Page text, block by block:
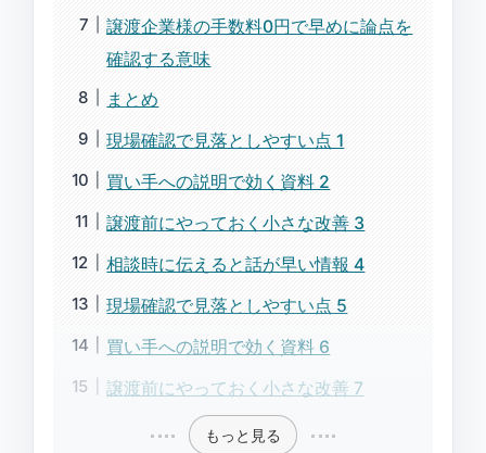
譲渡企業様の手数料0円で早めに論点を
確認する意味
まとめ
現場確認で見落としやすい点 1
買い手への説明で効く資料 2
譲渡前にやっておく小さな改善 3
相談時に伝えると話が早い情報 4
現場確認で見落としやすい点 5
買い手への説明で効く資料 6
譲渡前にやっておく小さな改善 7
もっと見る